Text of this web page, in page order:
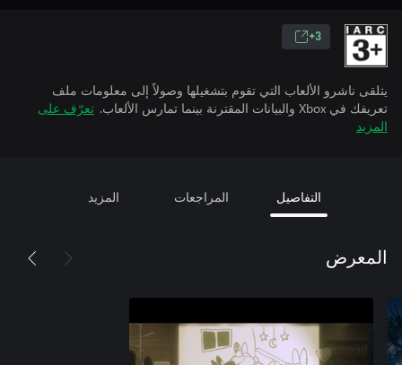
3+
يتلقى ناشرو الألعاب التي تقوم بتشغيلها وصولاً إلى معلومات ملف
تعريفك في Xbox والبيانات المقترنة بينما تمارس الألعاب.
تعرّف على
المزيد
التفاصيل المراجعات المزيد
المعرض